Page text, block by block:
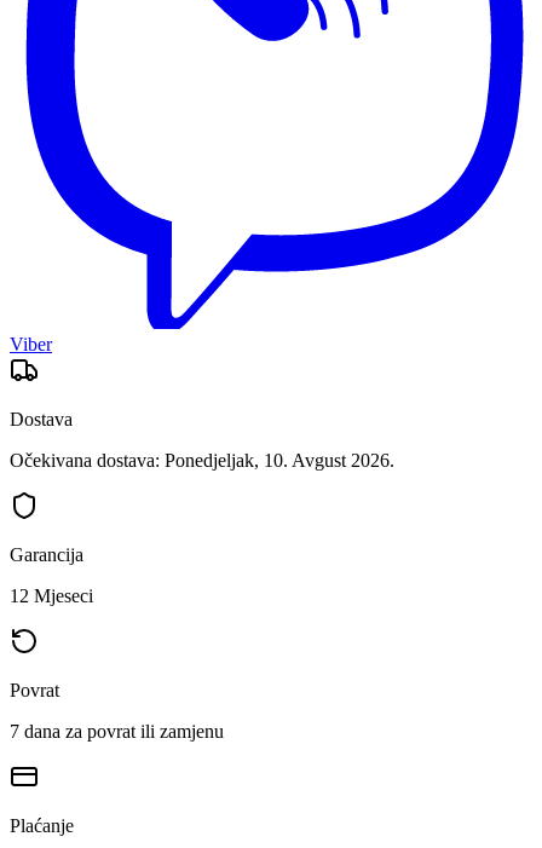
Viber
Dostava
Očekivana dostava: Ponedjeljak, 10. Avgust 2026.
Garancija
12 Mjeseci
Povrat
7 dana za povrat ili zamjenu
Plaćanje